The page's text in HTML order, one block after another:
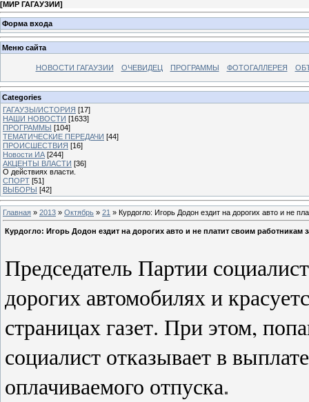
[МИР ГАГАУЗИИ]
Форма входа
Меню сайта
НОВОСТИ ГАГАУЗИИ ОЧЕВИДЕЦ ПРОГРАММЫ ФОТОГАЛЛЕРЕЯ
Categories
ГАГАУЗЫ/ИСТОРИЯ [17]
НАШИ НОВОСТИ [1633]
ПРОГРАММЫ [104]
ТЕМАТИЧЕСКИЕ ПЕРЕДАЧИ [44]
ПРОИСШЕСТВИЯ [16]
Новости ИА [244]
АКЦЕНТЫ ВЛАСТИ [36]
О действиях власти.
СПОРТ [51]
ВЫБОРЫ [42]
Главная » 2013 » Октябрь » 21 » Курдогло: Игорь Додон ездит на дорогих авто и не
Курдогло: Игорь Додон ездит на дорогих авто и не платит своим работникам
Председатель Партии
дорогих автомобилях и
страницах газет. При этом,
социалист отказывает в
оплачиваемого отпуска.